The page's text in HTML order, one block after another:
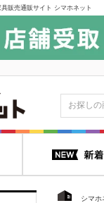
販売通販サイト シマホネット
シマホ